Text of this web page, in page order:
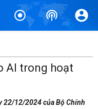
AI trong hoạt
22/12/2024 của Bộ Chính